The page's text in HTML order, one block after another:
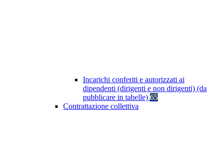
Incarichi conferiti e autorizzati ai
dipendenti (dirigenti e non dirigenti) (da
pubblicare in tabelle) 65
Contrattazione collettiva